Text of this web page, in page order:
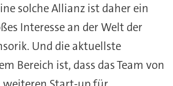
solche Allianz ist daher ein
Interesse an der Welt der
Und die aktuellste
Bereich ist, dass das Team von